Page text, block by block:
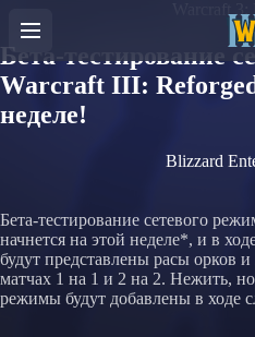
Бета-тестирование
Warcraft III:
неделе!
Blizzard
Бета-тестирование сетевого
начнется на этой неделе*, и в
будут представлены расы орков
матчах 1 на 1 и 2 на 2. Нежить,
режимы будут добавлены в ходе